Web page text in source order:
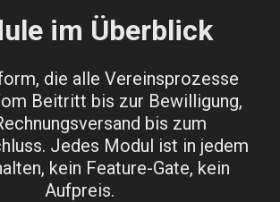
im Überblick
die alle Vereinsprozesse
Beitritt bis zur Bewilligung,
bis zum
Jedes Modul ist in jedem
kein Feature-Gate, kein
Aufpreis.